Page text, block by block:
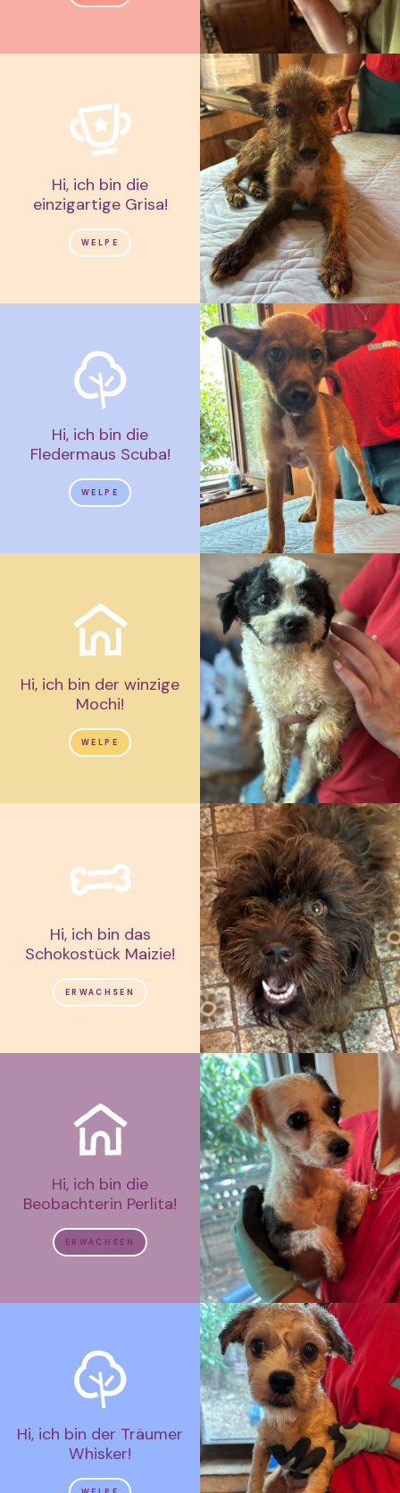
Hi, ich bin die
einzigartige Grisa!
WELPE
Hi, ich bin die
Fledermaus Scuba!
WELPE
Hi, ich bin der winzige
Mochi!
WELPE
Hi, ich bin das
Schokostück Maizie!
ERWACHSEN
Hi, ich bin die
Beobachterin Perlita!
ERWACHSEN
Hi, ich bin der Träumer
Whisker!